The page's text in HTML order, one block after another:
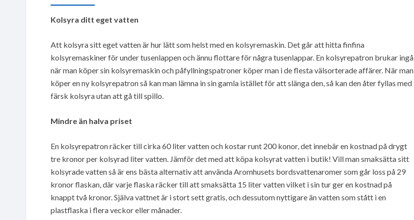
Kolsyra ditt eget vatten
Att kolsyra sitt eget vatten är hur lätt som helst med en kolsyremaskin. Det går att hitta finfina
kolsyremaskiner för under tusenlappen och ännu flottare för några tusenlappar. En kolsyrepatron brukar ingå
när man köper sin kolsyremaskin och påfyllningspatroner köper man i de flesta välsorterade affärer. När man
köper en ny kolsyrepatron så kan man lämna in sin gamla istället för att slänga den, så kan den åter fyllas med
färsk kolsyra utan att gå till spillo.
Mindre än halva priset
En kolsyrepatron räcker till cirka 60 liter vatten och kostar runt 200 konor, det innebär en kostnad på drygt
tre kronor per kolsyrad liter vatten. Jämför det med att köpa kolsyrat vatten i butik! Vill man smaksätta sitt
kolsyrade vatten så är ens bästa alternativ att använda Aromhusets bordsvattenaromer som går loss på 29
kronor flaskan, där varje flaska räcker till att smaksätta 15 liter vatten vilket i sin tur ger en kostnad på
knappt två kronor. Själva vattnet är i stort sett gratis, och dessutom nyttigare än vatten som stått i en
plastflaska i flera veckor eller månader.